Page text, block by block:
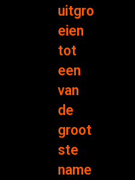
uitgro
eien
tot
een
van
de
groot
ste
name